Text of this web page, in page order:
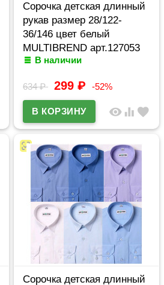
Сорочка детская длинный
рукав размер 28/122-
36/146 цвет белый
MULTIBREND арт.127053
В наличии
634₽ 299₽ -52%
visibility equalizer favorite
Сорочка детская длинный